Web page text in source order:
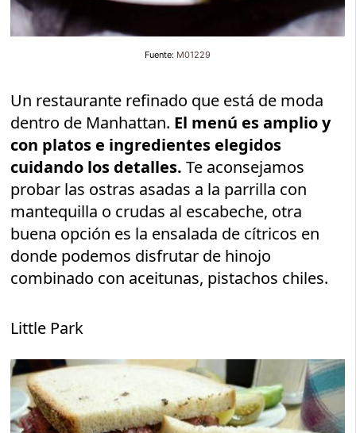
Fuente: M01229
Un restaurante refinado que está de moda
dentro de Manhattan. El menú es amplio y
con platos e ingredientes elegidos
cuidando los detalles. Te aconsejamos
probar las ostras asadas a la parrilla con
mantequilla o crudas al escabeche, otra
buena opción es la ensalada de cítricos en
donde podemos disfrutar de hinojo
combinado con aceitunas, pistachos chiles.
Little Park